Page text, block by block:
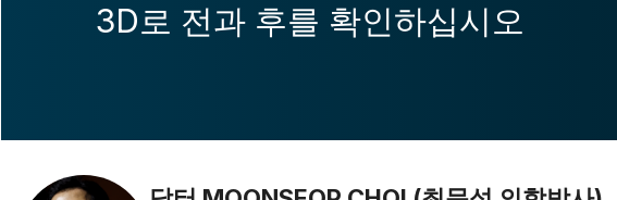
3D로 전과 후를 확인하십시오